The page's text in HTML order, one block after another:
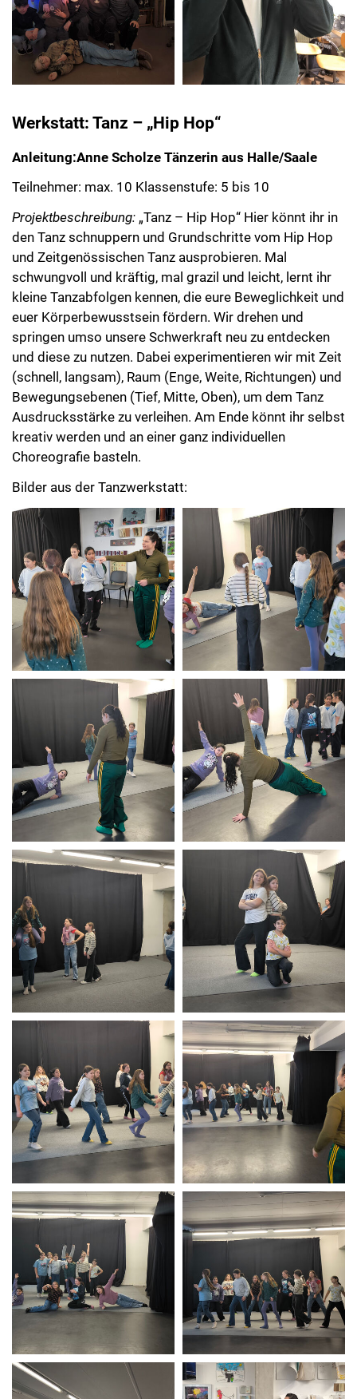
Werkstatt: Tanz – „Hip Hop“
Anleitung:Anne Scholze Tänzerin aus Halle/Saale
Teilnehmer: max. 10 Klassenstufe: 5 bis 10
Projektbeschreibung: „Tanz – Hip Hop“ Hier könnt ihr in
den Tanz schnuppern und Grundschritte vom Hip Hop
und Zeitgenössischen Tanz ausprobieren. Mal
schwungvoll und kräftig, mal grazil und leicht, lernt ihr
kleine Tanzabfolgen kennen, die eure Beweglichkeit und
euer Körperbewusstsein fördern. Wir drehen und
springen umso unsere Schwerkraft neu zu entdecken
und diese zu nutzen. Dabei experimentieren wir mit Zeit
(schnell, langsam), Raum (Enge, Weite, Richtungen) und
Bewegungsebenen (Tief, Mitte, Oben), um dem Tanz
Ausdrucksstärke zu verleihen. Am Ende könnt ihr selbst
kreativ werden und an einer ganz individuellen
Choreografie basteln.
Bilder aus der Tanzwerkstatt: